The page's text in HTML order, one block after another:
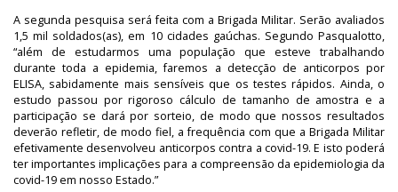
A segunda pesquisa será feita com a Brigada Militar. Serão avaliados
1,5 mil soldados(as), em 10 cidades gaúchas. Segundo Pasqualotto,
“além de estudarmos uma população que esteve trabalhando
durante toda a epidemia, faremos a detecção de anticorpos por
ELISA, sabidamente mais sensíveis que os testes rápidos. Ainda, o
estudo passou por rigoroso cálculo de tamanho de amostra e a
participação se dará por sorteio, de modo que nossos resultados
deverão refletir, de modo fiel, a frequência com que a Brigada Militar
efetivamente desenvolveu anticorpos contra a covid-19. E isto poderá
ter importantes implicações para a compreensão da epidemiologia da
covid-19 em nosso Estado.”